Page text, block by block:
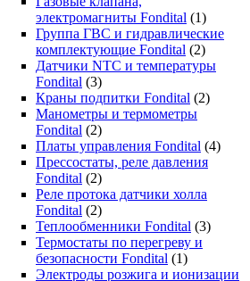
электромагниты Fondital (1)
Группа ГВС и гидравлические
комплектующие Fondital (2)
Датчики NTC и температуры
Fondital (3)
Краны подпитки Fondital (2)
Манометры и термометры
Fondital (2)
Платы управления Fondital (4)
Прессостаты, реле давления
Fondital (2)
Реле протока датчики холла
Fondital (2)
Теплообменники Fondital (3)
Термостаты по перегреву и
безопасности Fondital (1)
Электроды розжига и ионизации